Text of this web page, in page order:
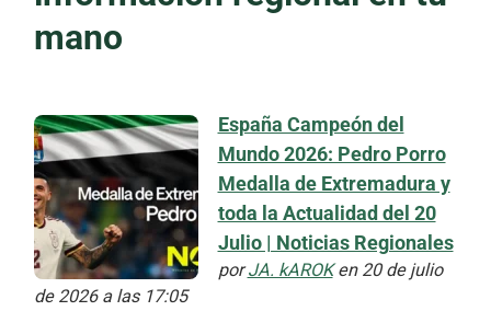
mano
España Campeón del
Mundo 2026: Pedro Porro
Medalla de Extremadura y
toda la Actualidad del 20
Julio | Noticias Regionales
porJA. kAROKen 20 de julio
de 2026 a las 17:05